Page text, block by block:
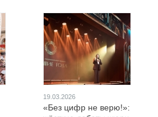
19.03.2026
«Без цифр не верю!»: